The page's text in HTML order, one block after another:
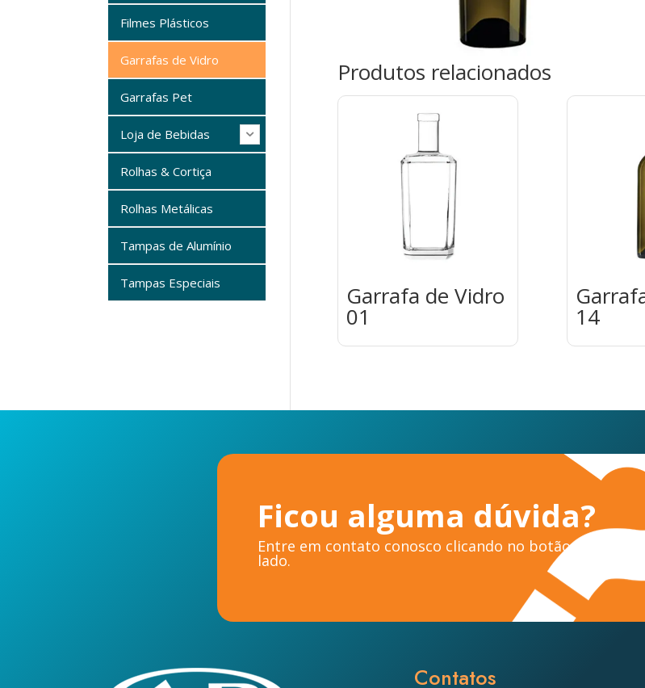
Produtos relacionados
Garrafa de Vidro
01 14
Filmes Plásticos
Garrafas de Vidro
Garrafas Pet
Loja de Bebidas
Rolhas & Cortiça
Rolhas Metálicas
Tampas de Alumínio
Tampas Especiais
Ficou alguma dúvida?
Entre em contato conosco clicando no botão ao
lado.
Contatos